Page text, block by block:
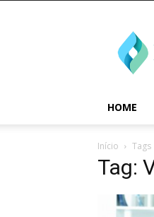
HOME
Início Tags
Tag: